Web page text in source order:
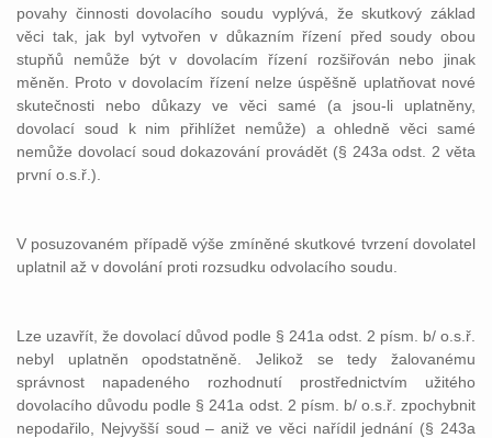
povahy činnosti dovolacího soudu vyplývá, že skutkový základ
věci tak, jak byl vytvořen v důkazním řízení před soudy obou
stupňů nemůže být v dovolacím řízení rozšiřován nebo jinak
měněn. Proto v dovolacím řízení nelze úspěšně uplatňovat nové
skutečnosti nebo důkazy ve věci samé (a jsou-li uplatněny,
dovolací soud k nim přihlížet nemůže) a ohledně věci samé
nemůže dovolací soud dokazování provádět (§ 243a odst. 2 věta
první o.s.ř.).
V posuzovaném případě výše zmíněné skutkové tvrzení dovolatel
uplatnil až v dovolání proti rozsudku odvolacího soudu.
Lze uzavřít, že dovolací důvod podle § 241a odst. 2 písm. b/ o.s.ř.
nebyl uplatněn opodstatněně. Jelikož se tedy žalovanému
správnost napadeného rozhodnutí prostřednictvím užitého
dovolacího důvodu podle § 241a odst. 2 písm. b/ o.s.ř. zpochybnit
nepodařilo, Nejvyšší soud – aniž ve věci nařídil jednání (§ 243a